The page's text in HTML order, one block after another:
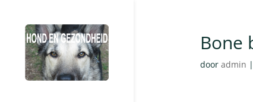
Bone
door admin |